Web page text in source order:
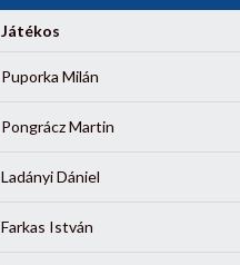
Játékos
Puporka Milán
Pongrácz Martin
Ladányi Dániel
Farkas István